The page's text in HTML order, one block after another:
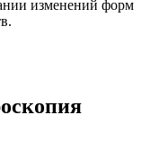
изменений форм